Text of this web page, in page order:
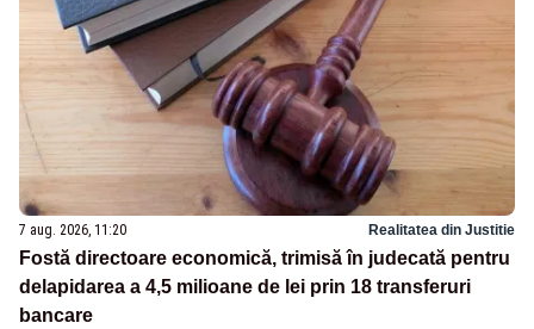
7 aug. 2026, 11:20 Realitatea din Justitie
Fostă directoare economică, trimisă în judecată pentru
delapidarea a 4,5 milioane de lei prin 18 transferuri
bancare